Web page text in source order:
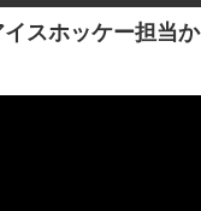
スホッケー担当